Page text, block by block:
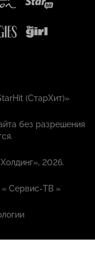
(СтарХит)»
без разрешения
2026.
Сервис-ТВ »